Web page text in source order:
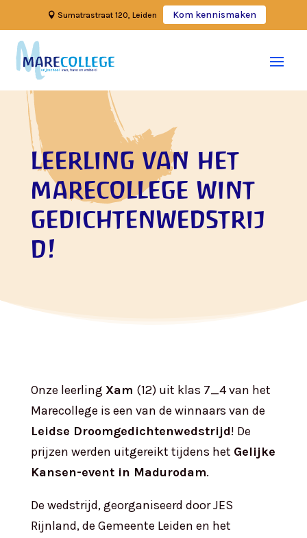
Sumatrastraat 120, Leiden Kom kennismaken
leerling van het
marecollege wint
gedichtenwedstrij
d!
Onze leerling Xam (12) uit klas 7_4 van het
Marecollege is een van de winnaars van de
Leidse Droomgedichtenwedstrijd! De
prijzen werden uitgereikt tijdens het Gelijke
Kansen-event in Madurodam.
De wedstrijd, georganiseerd door JES
Rijnland, de Gemeente Leiden en het